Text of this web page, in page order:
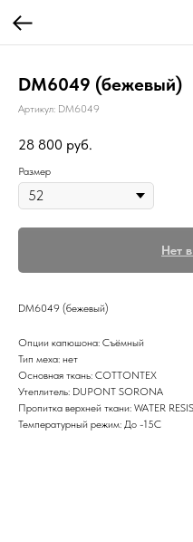
DM6049 (бежевый)
Артикул: DM6049
28 800 руб.
Размер
Нет
DM6049 (бежевый)
Опции капюшона: Съёмный
Тип меха: нет
Основная ткань: COTTONTEX
Утеплитель: DUPONT SORONA
Пропитка верхней ткани: WATER
Температурный режим: До -15С